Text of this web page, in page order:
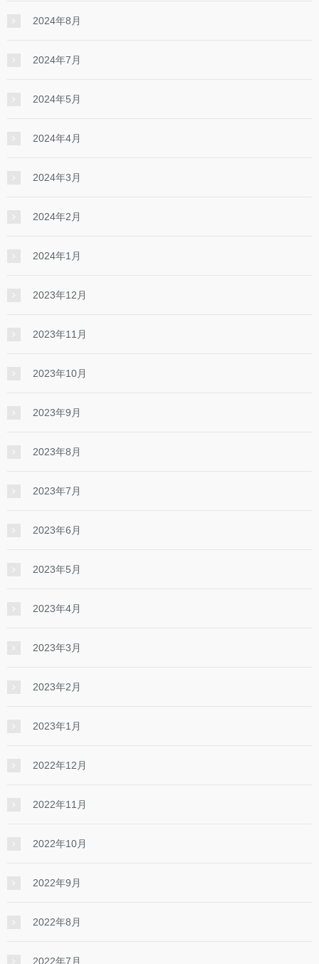
2024年8月
2024年7月
2024年5月
2024年4月
2024年3月
2024年2月
2024年1月
2023年12月
2023年11月
2023年10月
2023年9月
2023年8月
2023年7月
2023年6月
2023年5月
2023年4月
2023年3月
2023年2月
2023年1月
2022年12月
2022年11月
2022年10月
2022年9月
2022年8月
2022年7月